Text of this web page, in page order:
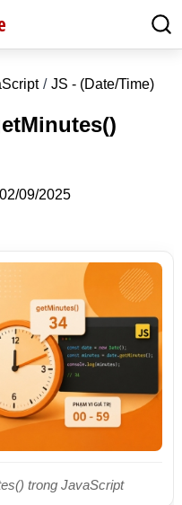
JS - (Date/Time)
02/09/2025
trong JavaScript